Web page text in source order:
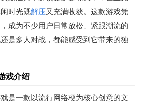
时光既解压又充满收获。这款游戏凭
成为不少用户日常放松、紧跟潮流的
是多人对战，都能感受到它带来的独
戏介绍
是一款以流行网络梗为核心创意的文